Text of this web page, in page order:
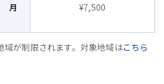
月
¥7,500
域が制限されます。対象地域はこちら